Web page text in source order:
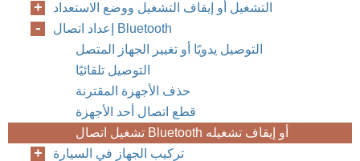
التشغيل أو إيقاف التشغيل ووضع الاستعداد
إعداد اتصال Bluetooth
التوصيل يدويًا أو تغيير الجهاز المتصل
التوصيل تلقائيًا
حذف الأجهزة المقترنة
قطع اتصال أحد الأجهزة
تشغيل اتصال Bluetooth أو إيقاف تشغيله
تركيب الجهاز في السيارة